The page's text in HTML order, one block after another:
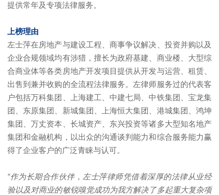
提供常年及专项法律服务。
上榜理由
左士萍在房地产与建设工程、商事争议解决、投资并购以及
企业合规领域均有涉猎，擅长为政府基建、商业楼、大型综
合商业体等各类房地产开发项目提供从开发与运营、租赁、
出售到兼并收购的全流程法律服务。左律师服务过的代表客
户包括万科集团、上海建工、中建七局、中铁集团、宝龙集
团、东原集团、新城集团、上海恒大集团、港城集团、鸿坤
集团、万丈资本、长城资产、东兴投资等诸多大型知名地产
集团和金融机构，以出众的沟通谈判能力和综合服务能力赢
得了企业客户的广泛青睐与认可。
“作为长期合作伙伴，左士萍律师凭借着深厚的法律从业经
验以及对商业的敏锐嗅觉成功为我方解决了多起重大复杂项